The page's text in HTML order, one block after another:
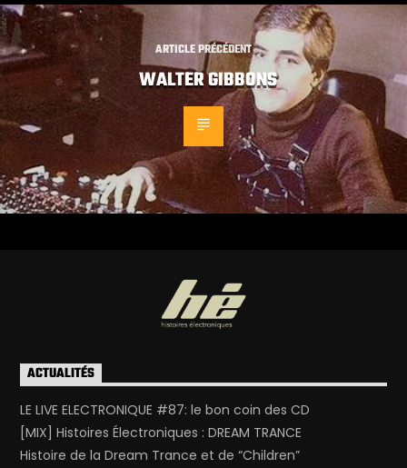
ARTICLE PRÉCÉDENT
WALTER GIBBONS
ACTUALITÉS
LE LIVE ELECTRONIQUE #87: le bon coin des CD
[MIX] Histoires Électroniques : DREAM TRANCE
Histoire de la Dream Trance et de “Children”